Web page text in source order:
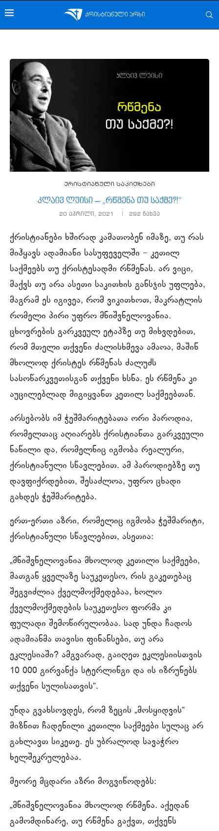
ქრისტიანული საკითხები
კლაივ ლუისი – „რწმენა თუ საქმე?!“
20 აპრილი, 2021 292 ნახვა
ქრისტიანები ხშირად კამათობენ იმაზე, თუ რას
მიჰყავს ადამიანი სასუფეველში − კეთილ
საქმეებს თუ ქრისტესადმი რწმენას. არ ვიცი,
მაქვს თუ არა ასეთი საკითხის განსჯის უფლება,
მაგრამ ეს იგივეა, რომ ვიკითხოთ, მაკრატლის
რომელი პირი უფრო მნიშვნელოვანია.
ცხოვრების გარკვეულ ეტაპზე თუ მიხვდებით,
რომ მთელი თქვენი ძალისხმევა ამაოა, მაშინ
მხოლოდ ქრისტეს რწმენას ძალუძს
სასოწარკვეთისგან თქვენი ხსნა. ეს რწმენა კი
აუცილებლად მიგიყვანთ კეთილ საქმეებთან.
არსებობს იმ ჭეშმარიტებათა ორი პაროდია,
რომელთაც აღიარებს ქრისტიანთა გარკვეული
ნაწილი და, რომელნიც იგმობა რეალური,
ქრისტიანული სწავლებით. ამ პაროდიებზე თუ
დავფიქრდებით, შესაძლოა, უფრო ცხადი
გახდეს ჭეშმარიტება.
ერთ-ერთი აზრი, რომელიც იგმობა ჭეშმარიტი,
ქრისტიანული სწავლებით, ასეთია:
„მნიშვნელოვანია მხოლოდ კეთილი საქმეები,
მათგან ყველაზე საუკეთესო, რის გაკეთებაც
შეგვიძლია ქველმოქმედებაა, ხოლო
ქველმოქმედების საუკეთესო ფორმა კი
ფულადი შემოწირულობაა. სად უნდა ჩადოს
ადამიანმა თავისი ფინანსები, თუ არა
ეკლესიაში? ამგვარად, გაიღეთ ეკლესიისთვის
10 000 გირვანქა სტერლინგი და ის იზრუნებს
თქვენი სულისათვის“.
უნდა გვახსოვდეს, რომ ზეცის „მოსყიდვის“
მიზნით ჩადენილი კეთილი საქმეები სულაც არ
გახლავთ სიკეთე. ეს უბრალოდ სავაჭრო
ხელშეკრულებაა.
მეორე მცდარი აზრი მოგვიწოდებს:
„მნიშვნელოვანია მხოლოდ რწმენა. აქედან
გამომდინარე, თუ რწმენა გაქვთ, თქვენს